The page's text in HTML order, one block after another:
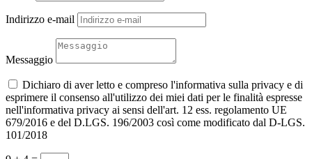
Indirizzo e-mail
Messaggio
Dichiaro di aver letto e compreso l'informativa sulla privacy e di
esprimere il consenso all'utilizzo dei miei dati per le finalità espresse
nell'informativa privacy ai sensi dell'art. 12 ess. regolamento UE
679/2016 e del D.LGS. 196/2003 così come modificato dal D-LGS.
101/2018